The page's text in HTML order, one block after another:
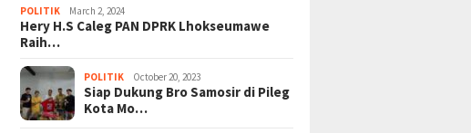
POLITIK March 2, 2024
Hery H.S Caleg PAN DPRK Lhokseumawe
Raih…
POLITIK October 20, 2023
Siap Dukung Bro Samosir di Pileg
Kota Mo…